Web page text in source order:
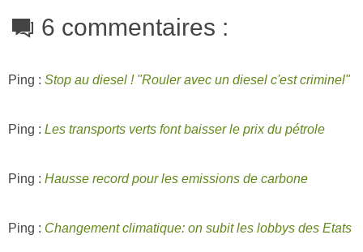
6 commentaires :
Ping : Stop au diesel ! "Rouler avec un diesel c'est criminel"
Ping : Les transports verts font baisser le prix du pétrole
Ping : Hausse record pour les emissions de carbone
Ping : Changement climatique: on subit les lobbys des Etats